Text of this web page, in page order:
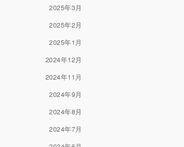
2025年3月
2025年2月
2025年1月
2024年12月
2024年11月
2024年9月
2024年8月
2024年7月